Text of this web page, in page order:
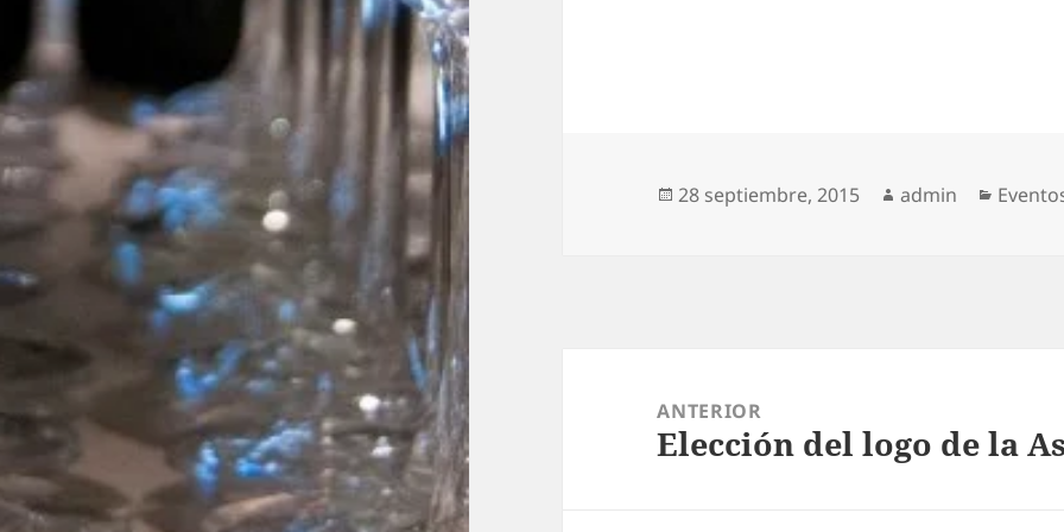
Publicado
28 septiembre, 2015 Autor
admin
entradas
ANTERIOR
Entrada
Elección del logo de la